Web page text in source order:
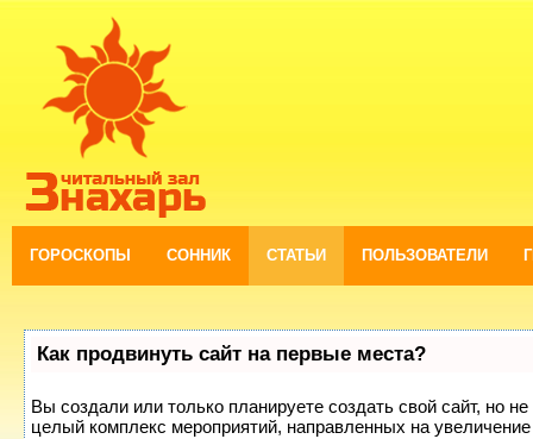
ГОРОСКОПЫ СОННИК СТАТЬИ ПОЛЬЗОВАТЕЛИ
Как продвинуть сайт на первые места?
Вы создали или только планируете создать свой сайт, но
целый комплекс мероприятий, направленных на